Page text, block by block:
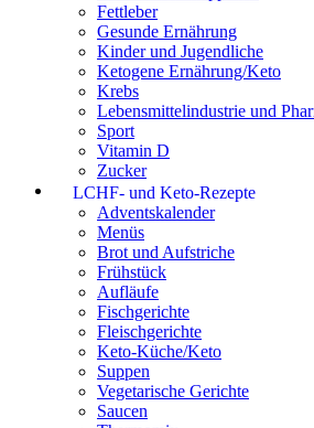
Fettleber
Gesunde Ernährung
Kinder und Jugendliche
Ketogene Ernährung/Keto
Krebs
Lebensmittelindustrie und
Sport
Vitamin D
Zucker
LCHF- und Keto-Rezepte
Adventskalender
Menüs
Brot und Aufstriche
Frühstück
Aufläufe
Fischgerichte
Fleischgerichte
Keto-Küche/Keto
Suppen
Vegetarische Gerichte
Saucen